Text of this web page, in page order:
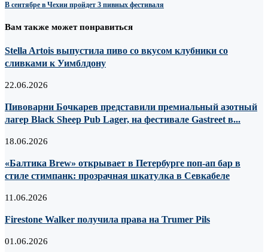
В сентябре в Чехии пройдет 3 пивных фестиваля
Вам также может понравиться
Stella Artois выпустила пиво со вкусом клубники со
сливками к Уимблдону
22.06.2026
Пивоварни Бочкарев представили премиальный азотный
лагер Black Sheep Pub Lager, на фестивале Gastreet в...
18.06.2026
«Балтика Brew» открывает в Петербурге поп-ап бар в
стиле стимпанк: прозрачная шкатулка в Севкабеле
11.06.2026
Firestone Walker получила права на Trumer Pils
01.06.2026